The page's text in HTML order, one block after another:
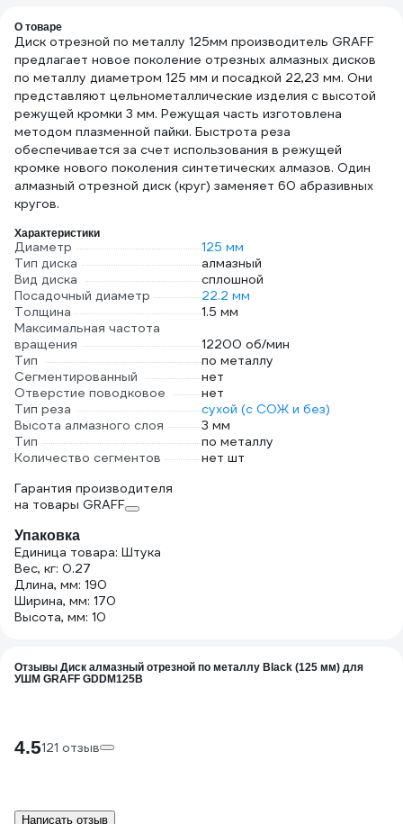
О товаре
Диск отрезной по металлу 125мм производитель GRAFF
предлагает новое поколение отрезных алмазных дисков
по металлу диаметром 125 мм и посадкой 22,23 мм. Они
представляют цельнометаллические изделия с высотой
режущей кромки 3 мм. Режущая часть изготовлена
методом плазменной пайки. Быстрота реза
обеспечивается за счет использования в режущей
кромке нового поколения синтетических алмазов. Один
алмазный отрезной диск (круг) заменяет 60 абразивных
кругов.
Характеристики
Диаметр
125 мм
Тип диска
алмазный
Вид диска
сплошной
Посадочный диаметр
22.2 мм
Толщина
1.5 мм
Максимальная частота
вращения
12200 об/мин
Тип
по металлу
Сегментированный
нет
Отверстие поводковое
нет
Тип реза
сухой (с СОЖ и без)
Высота алмазного слоя
3 мм
Тип
по металлу
Количество сегментов
нет шт
Гарантия производителя
на товары GRAFF
Упаковка
Единица товара: Штука
Вес, кг: 0.27
Длина, мм: 190
Ширина, мм: 170
Высота, мм: 10
Отзывы Диск алмазный отрезной по металлу Black (125 мм) для
УШМ GRAFF GDDM125B
4.5121 отзыв
Написать отзыв